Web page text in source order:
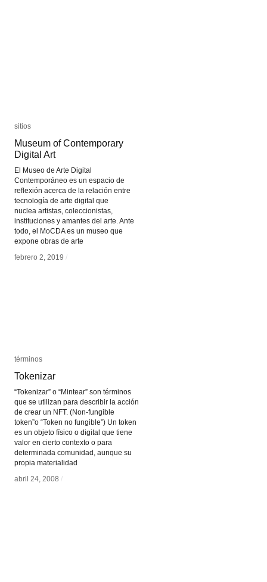
sitios
Museum of Contemporary
Digital Art
El Museo de Arte Digital
Contemporáneo es un espacio de
reflexión acerca de la relación entre
tecnología de arte digital que
nuclea artistas, coleccionistas,
instituciones y amantes del arte. Ante
todo, el MoCDA es un museo que
expone obras de arte
febrero 2, 2019 /
sitios
Museum of Contemporary
Digital Art
febrero 2, 2019 /
términos
Tokenizar
“Tokenizar” o “Mintear” son términos
que se utilizan para describir la acción
de crear un NFT. (Non-fungible
token”o “Token no fungible”) Un token
es un objeto físico o digital que tiene
valor en cierto contexto o para
determinada comunidad, aunque su
propia materialidad
abril 24, 2008 /
términos
Tokenizar
abril 24, 2008 /